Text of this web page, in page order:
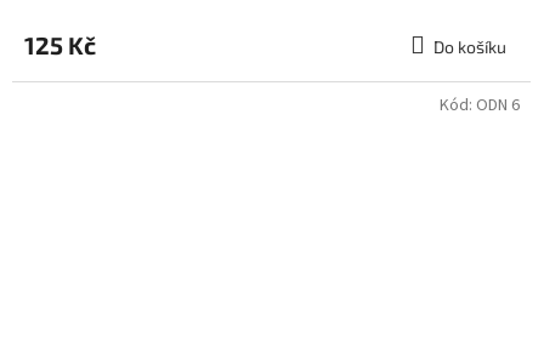
125 Kč Do košíku
Kód: ODN 6